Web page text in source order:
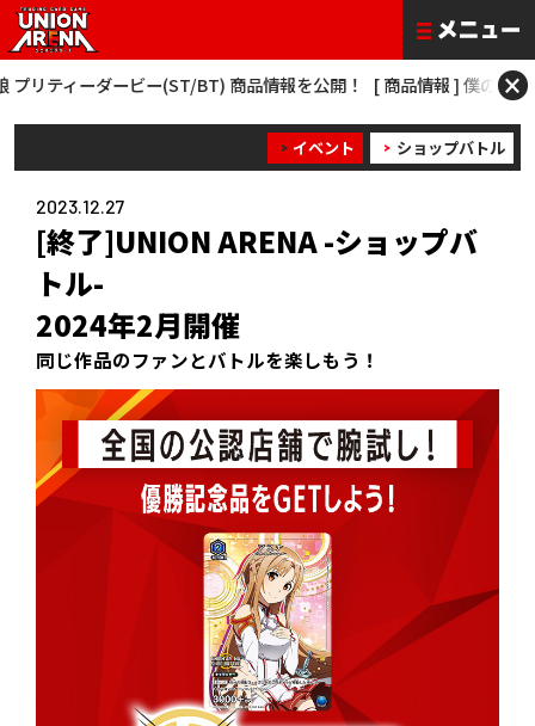
ービー(ST/BT) 商品情報を公開！ [ 商品情報 ] 僕のヒーローアカデミ
×
イベント ショップバトル
2023.12.27
[終了]UNION ARENA -ショップバ
トル-
2024年2月開催
同じ作品のファンとバトルを楽しもう！